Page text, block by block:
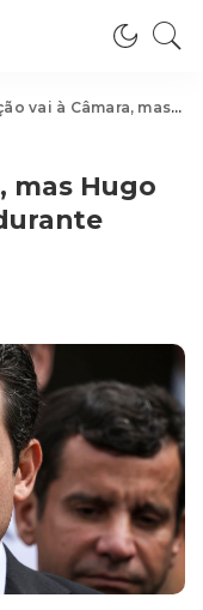
mas Hugo Motta proíbe reunião durante recesso
mas Hugo